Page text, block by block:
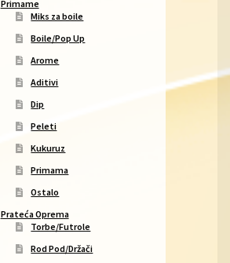
Primame
Miks za boile
Boile/Pop Up
Arome
Aditivi
Dip
Peleti
Kukuruz
Primama
Ostalo
Prateća Oprema
Torbe/Futrole
Rod Pod/Držači